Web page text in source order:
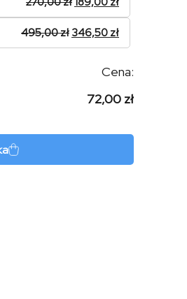
495,00zł 346,50 zł
Cena:
72,00 zł